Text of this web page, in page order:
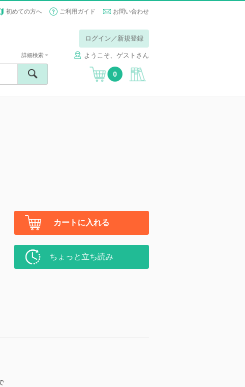
初めての方へ ご利用ガイド お問い合わせ
ログイン／新規登録
ようこそ、ゲストさん
詳細検索
0
カートに入れる
ちょっと立ち読み